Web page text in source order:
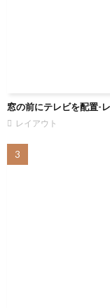
窓の前にテレビを配置-
レイアウト